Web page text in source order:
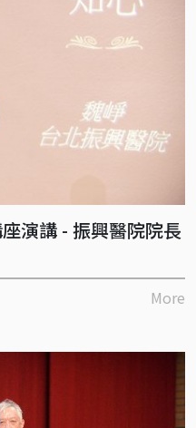
演講 - 振興醫院院長
More